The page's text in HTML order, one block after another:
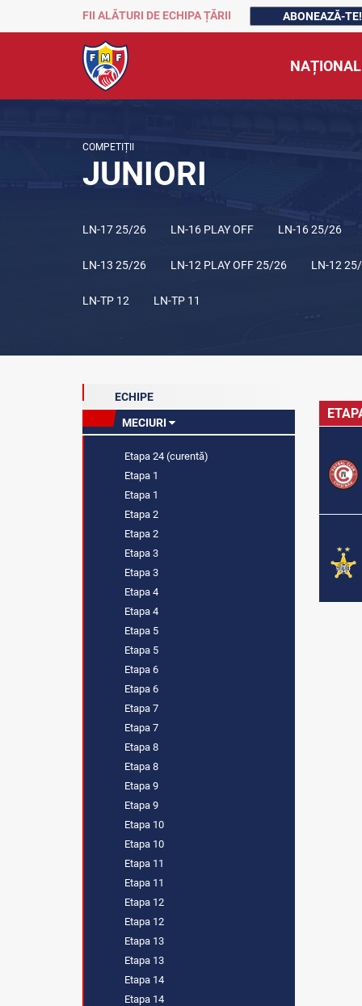
FII ALĂTURI DE ECHIPA ȚĂRII ABONEAZĂ-TE!
COMPETIȚII
JUNIORI
LN-17 25/26 LN-16 PLAY OFF LN-16 25/26
LN-13 25/26 LN-12 PLAY OFF 25/26 LN-12
LN-TP 12 LN-TP 11
ECHIPE
MECIURI
Etapa 24 (curentă)
Etapa 1
Etapa 1
Etapa 2
Etapa 2
Etapa 3
Etapa 3
Etapa 4
Etapa 4
Etapa 5
Etapa 5
Etapa 6
Etapa 6
Etapa 7
Etapa 7
Etapa 8
Etapa 8
Etapa 9
Etapa 9
Etapa 10
Etapa 10
Etapa 11
Etapa 11
Etapa 12
Etapa 12
Etapa 13
Etapa 13
Etapa 14
Etapa 14